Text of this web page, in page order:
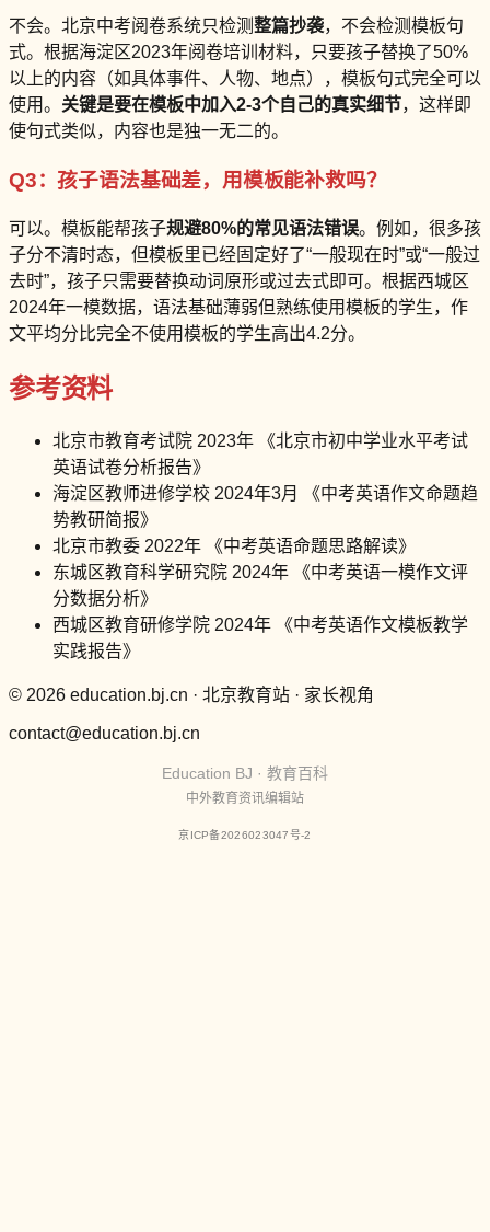
不会。北京中考阅卷系统只检测整篇抄袭，不会检测模板句
式。根据海淀区2023年阅卷培训材料，只要孩子替换了50%
以上的内容（如具体事件、人物、地点），模板句式完全可以
使用。 关键是要在模板中加入2-3个自己的真实细节，这样即
使句式类似，内容也是独一无二的。
Q3：孩子语法基础差，用模板能补救吗？
可以。模板能帮孩子规避80%的常见语法错误。例如，很多孩
子分不清时态，但模板里已经固定好了“一般现在时”或“一般过
去时”，孩子只需要替换动词原形或过去式即可。根据西城区
2024年一模数据，语法基础薄弱但熟练使用模板的学生，作
文平均分比完全不使用模板的学生高出4.2分。
参考资料
北京市教育考试院 2023年 《北京市初中学业水平考试
英语试卷分析报告》
海淀区教师进修学校 2024年3月 《中考英语作文命题趋
势教研简报》
北京市教委 2022年 《中考英语命题思路解读》
东城区教育科学研究院 2024年 《中考英语一模作文评
分数据分析》
西城区教育研修学院 2024年 《中考英语作文模板教学
实践报告》
© 2026 education.bj.cn · 北京教育站 · 家长视角
contact@education.bj.cn
Education BJ · 教育百科
中外教育资讯编辑站
京ICP备2026023047号-2